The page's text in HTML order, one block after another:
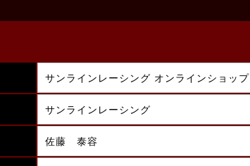
サンラインレーシング オンラインショップ
サンラインレーシング
佐藤 泰容